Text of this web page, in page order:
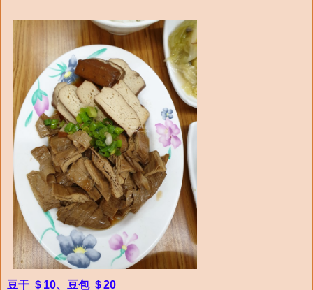
豆干 ＄10、豆包 ＄20